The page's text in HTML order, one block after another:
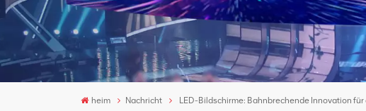
heim Nachricht LED-Bildschirme: Bahnbrechende Innovation